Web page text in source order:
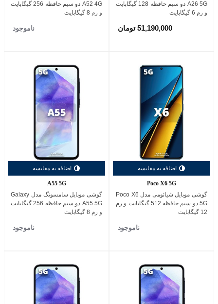
A26 5G دو سیم حافظه 128 گیگابایت
و رم 6 گیگابایت
51,190,000 تومان
A52 4G دو سیم حافظه 256 گیگابایت
و رم 8 گیگابایت
ناموجود
اضافه به مقایسه
Poco X6 5G
گوشی موبایل شیائومی مدل Poco X6
5G دو سیم حافظه 512 گیگابایت و رم
12 گیگابایت
ناموجود
اضافه به مقایسه
A55 5G
گوشی موبایل سامسونگ مدل Galaxy
A55 5G دو سیم حافظه 256 گیگابایت
و رم 8 گیگابایت
ناموجود